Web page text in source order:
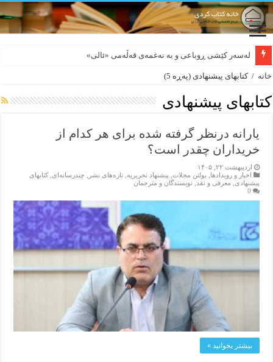
بورجە بێ دەلاقەکان نازانن دەرەوە چەند شەممەیە!
خانه / کتابهای پیشنهادی (پەڕە 5)
کتابهای پیشنهادی
یارانه درنظر گرفته شده برای هر کدام از
خریداران چقدر است؟
اردیبهشت ۲۲, ۱۴۰۵
اخبار و رویدادها
بولتن مجلات پیشنهاد تحریریه ,تازەهای نشر چندرسانه‌ای ,کتابهای
پیشنهادی
معرفی و نقد
نویسندگان و مترجمان
0
بیشتر بخوانید »